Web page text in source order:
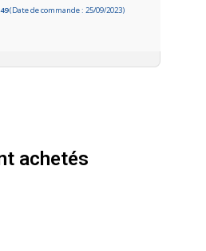
(Date de commande : 25/09/2023)
achetés